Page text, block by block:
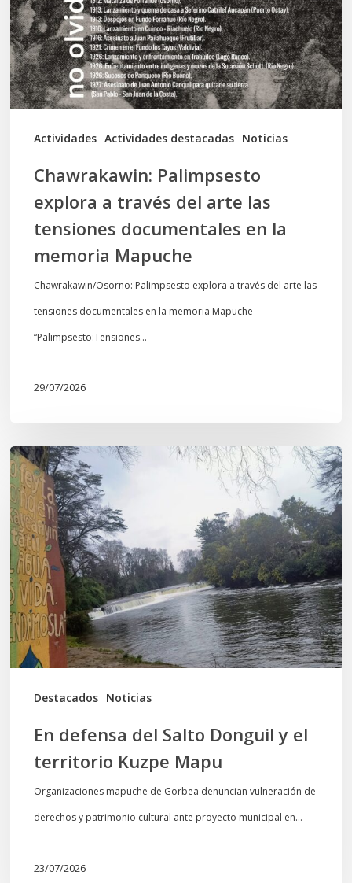
Actividades Actividades destacadas Noticias
del
arte
las
tensiones
documentales
memoria
Mapuche
Chawrakawin: Palimpsesto
explora a través del arte las
tensiones documentales en la
memoria Mapuche
Chawrakawin/Osorno: Palimpsesto explora a través del arte las
tensiones documentales en la memoria Mapuche
“Palimpsesto:Tensiones…
29/07/2026
Destacados Noticias
En
defensa
del
Salto
Donguil
y
el
territorio
Kuzpe
Mapu
En defensa del Salto Donguil y el
territorio Kuzpe Mapu
Organizaciones mapuche de Gorbea denuncian vulneración de
derechos y patrimonio cultural ante proyecto municipal en…
23/07/2026